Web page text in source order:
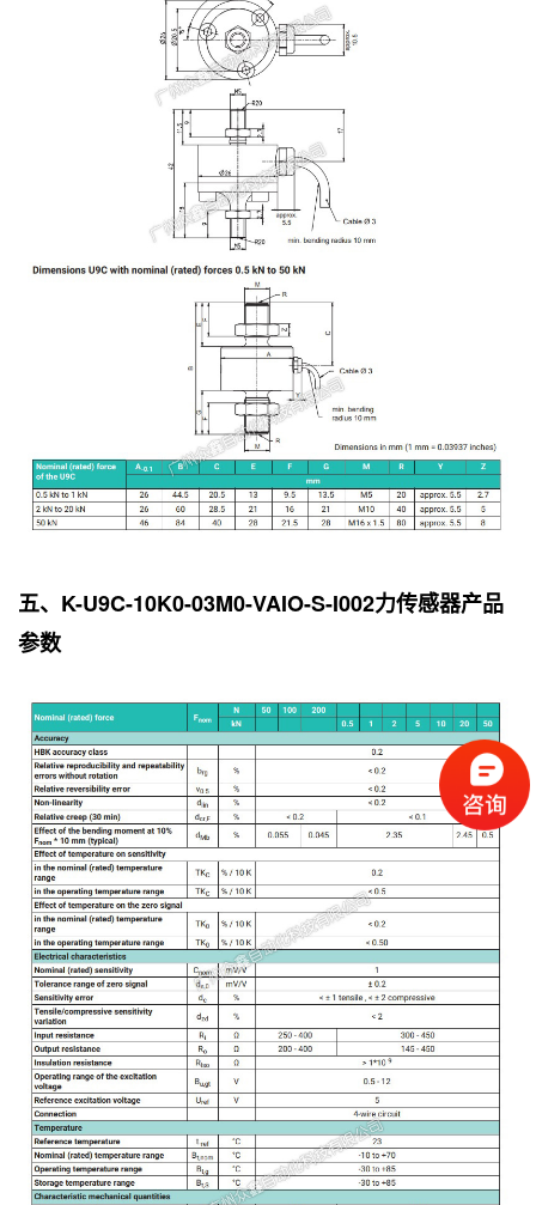
五、K-U9C-10K0-03M0-VAIO-S-I002力传感器产品
参数